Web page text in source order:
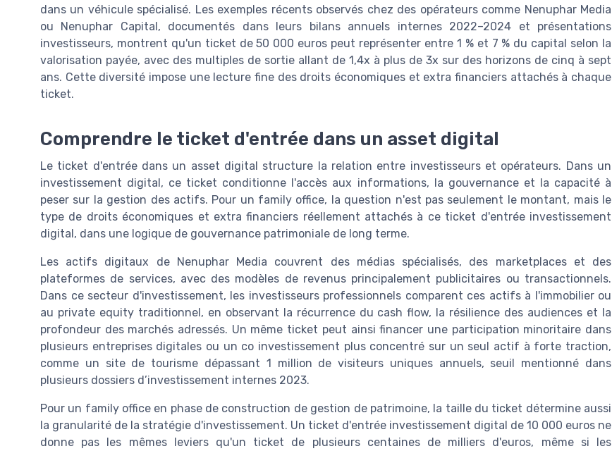
dans un véhicule spécialisé. Les exemples récents observés chez des opérateurs comme Nenuphar Media
ou Nenuphar Capital, documentés dans leurs bilans annuels internes 2022–2024 et présentations
investisseurs, montrent qu'un ticket de 50 000 euros peut représenter entre 1 % et 7 % du capital selon la
valorisation payée, avec des multiples de sortie allant de 1,4x à plus de 3x sur des horizons de cinq à sept
ans. Cette diversité impose une lecture fine des droits économiques et extra financiers attachés à chaque
ticket.
Comprendre le ticket d'entrée dans un asset digital
Le ticket d'entrée dans un asset digital structure la relation entre investisseurs et opérateurs. Dans un
investissement digital, ce ticket conditionne l'accès aux informations, la gouvernance et la capacité à
peser sur la gestion des actifs. Pour un family office, la question n'est pas seulement le montant, mais le
type de droits économiques et extra financiers réellement attachés à ce ticket d'entrée investissement
digital, dans une logique de gouvernance patrimoniale de long terme.
Les actifs digitaux de Nenuphar Media couvrent des médias spécialisés, des marketplaces et des
plateformes de services, avec des modèles de revenus principalement publicitaires ou transactionnels.
Dans ce secteur d'investissement, les investisseurs professionnels comparent ces actifs à l'immobilier ou
au private equity traditionnel, en observant la récurrence du cash flow, la résilience des audiences et la
profondeur des marchés adressés. Un même ticket peut ainsi financer une participation minoritaire dans
plusieurs entreprises digitales ou un co investissement plus concentré sur un seul actif à forte traction,
comme un site de tourisme dépassant 1 million de visiteurs uniques annuels, seuil mentionné dans
plusieurs dossiers d’investissement internes 2023.
Pour un family office en phase de construction de gestion de patrimoine, la taille du ticket détermine aussi
la granularité de la stratégie d'investissement. Un ticket d'entrée investissement digital de 10 000 euros ne
donne pas les mêmes leviers qu'un ticket de plusieurs centaines de milliers d'euros, même si les